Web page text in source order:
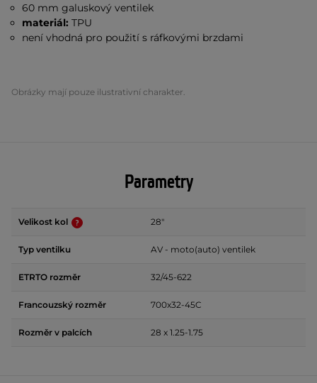
60 mm galuskový ventilek
materiál: TPU
není vhodná pro použití s ráfkovými brzdami
Obrázky mají pouze ilustrativní charakter.
Parametry
Velikost kol 28"
Typ ventilku AV - moto(auto) ventilek
ETRTO rozměr 32/45-622
Francouzský rozměr 700x32-45C
Rozměr v palcích 28 x 1.25-1.75